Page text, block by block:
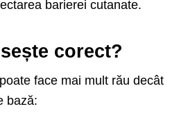
barierei cutanate.
corect?
face mai mult rău decât
bază: